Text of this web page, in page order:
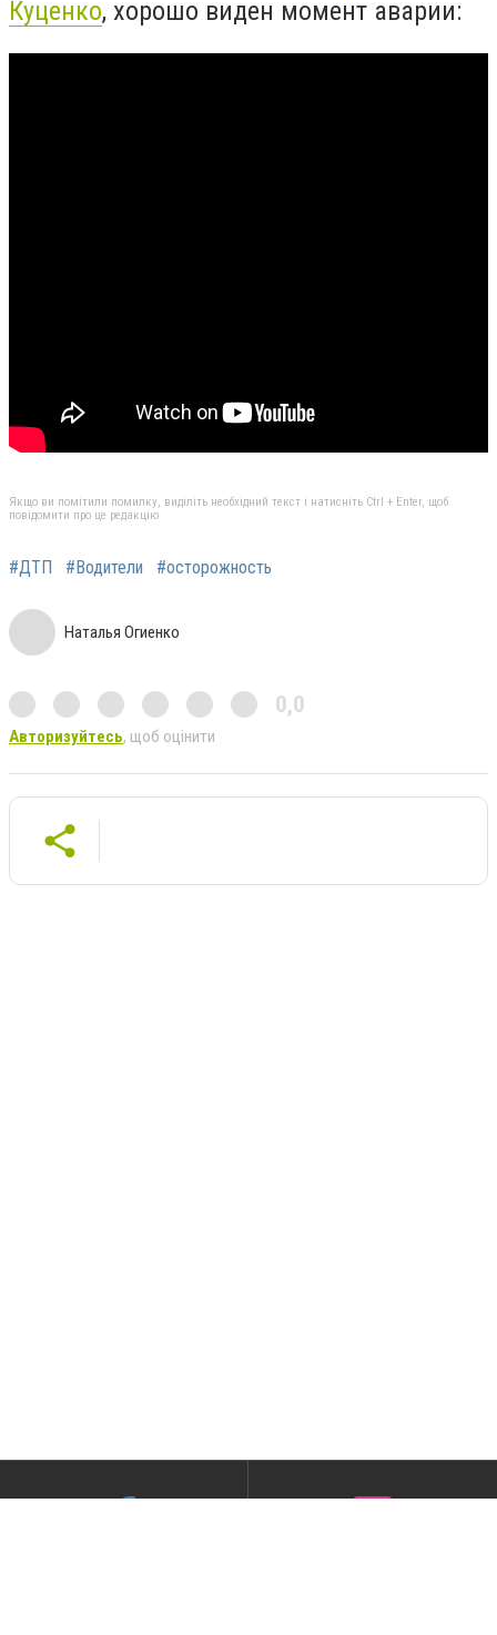
Куценко, хорошо виден момент аварии:
Якщо ви помітили помилку, виділіть необхідний текст і натисніть Ctrl + Enter, щоб
повідомити про це редакцію
#ДТП #Водители #осторожность
Наталья Огиенко
0,0
Авторизуйтесь, щоб оцінити